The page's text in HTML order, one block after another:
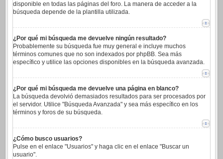
disponible en todas las páginas del foro. La manera de acceder a la
búsqueda depende de la plantilla utilizada.
¿Por qué mi búsqueda me devuelve ningún resultado?
Probablemente su búsqueda fue muy general e incluye muchos
términos comunes que no son indexados por phpBB. Sea más
específico y utilice las opciones disponibles en la búsqueda avanzada.
¿Por qué mi búsqueda me devuelve una página en blanco?
La búsqueda devolvió demasiados resultados para ser procesados por
el servidor. Utilice "Búsqueda Avanzada" y sea más específico en los
términos y foros de su búsqueda.
¿Cómo busco usuarios?
Pulse en el enlace "Usuarios" y haga clic en el enlace "Buscar un
usuario".